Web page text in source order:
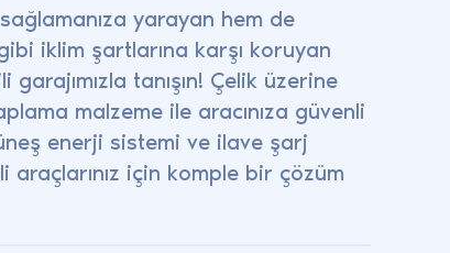
yarayan hem de
iklim şartlarına karşı koruyan
tanışın! Çelik üzerine
malzeme ile aracınıza güvenli
enerji sistemi ve ilave şarj
için komple bir çözüm